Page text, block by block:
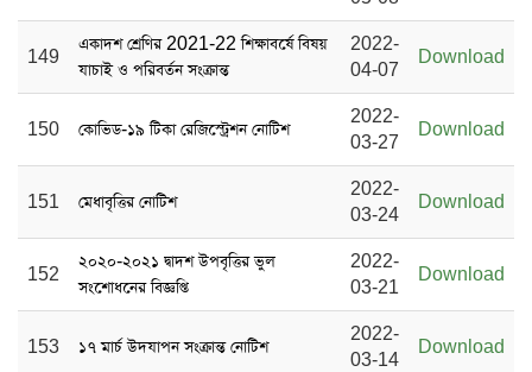
149
একাদশ শ্রেণির 2021-22 শিক্ষাবর্ষে বিষয়
যাচাই ও পরিবর্তন সংক্রান্ত
2022-
04-07
Download
150 কোভিড-১৯ টিকা রেজিস্ট্রেশন নোটিশ
2022-
03-27
Download
151 মেধাবৃত্তির নোটিশ
2022-
03-24
Download
152
২০২০-২০২১ দ্বাদশ উপবৃত্তির ভুল
সংশোধনের বিজ্ঞপ্তি
2022-
03-21
Download
153 ১৭ মার্চ উদযাপন সংক্রান্ত নোটিশ
2022-
03-14
Download